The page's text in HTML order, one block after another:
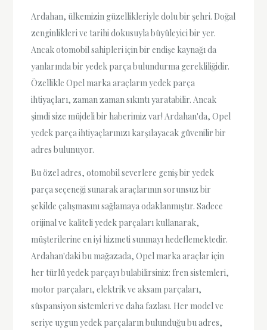
Ardahan, ülkemizin güzellikleriyle dolu bir şehri. Doğal
zenginlikleri ve tarihi dokusuyla büyüleyici bir yer.
Ancak otomobil sahipleri için bir endişe kaynağı da
yanlarında bir yedek parça bulundurma gerekliliğidir.
Özellikle Opel marka araçların yedek parça
ihtiyaçları, zaman zaman sıkıntı yaratabilir. Ancak
şimdi size müjdeli bir haberimiz var! Ardahan'da, Opel
yedek parça ihtiyaçlarınızı karşılayacak güvenilir bir
adres bulunuyor.
Bu özel adres, otomobil severlere geniş bir yedek
parça seçeneği sunarak araçlarının sorunsuz bir
şekilde çalışmasını sağlamaya odaklanmıştır. Sadece
orijinal ve kaliteli yedek parçaları kullanarak,
müşterilerine en iyi hizmeti sunmayı hedeflemektedir.
Ardahan'daki bu mağazada, Opel marka araçlar için
her türlü yedek parçayı bulabilirsiniz: fren sistemleri,
motor parçaları, elektrik ve aksam parçaları,
süspansiyon sistemleri ve daha fazlası. Her model ve
seriye uygun yedek parçaların bulunduğu bu adres,